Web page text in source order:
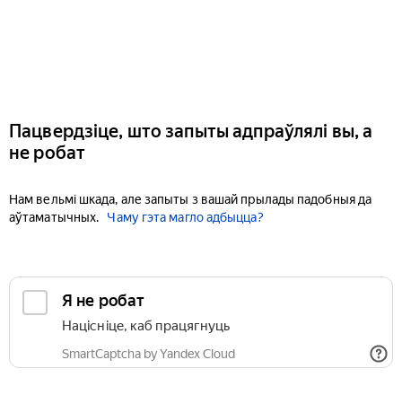
Пацвердзіце, што запыты адпраўлялі вы, а
не робат
Нам вельмі шкада, але запыты з вашай прылады падобныя да
аўтаматычных.
Чаму гэта магло адбыцца?
Я не робат
Націсніце, каб працягнуць
SmartCaptcha by Yandex Cloud